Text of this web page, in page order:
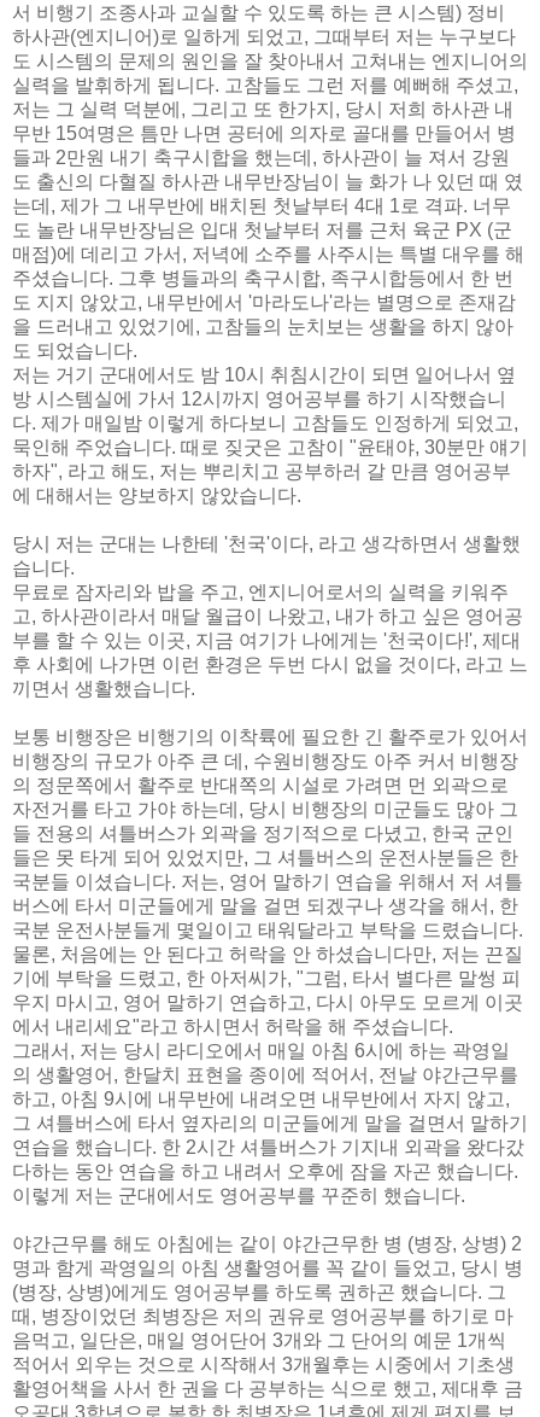
서 비행기 조종사과 교실할 수 있도록 하는 큰 시스템) 정비
하사관(엔지니어)로 일하게 되었고, 그때부터 저는 누구보다
도 시스템의 문제의 원인을 잘 찾아내서 고쳐내는 엔지니어의
실력을 발휘하게 됩니다. 고참들도 그런 저를 예뻐해 주셨고,
저는 그 실력 덕분에, 그리고 또 한가지, 당시 저희 하사관 내
무반 15여명은 틈만 나면 공터에 의자로 골대를 만들어서 병
들과 2만원 내기 축구시합을 했는데, 하사관이 늘 져서 강원
도 출신의 다혈질 하사관 내무반장님이 늘 화가 나 있던 때 였
는데, 제가 그 내무반에 배치된 첫날부터 4대 1로 격파. 너무
도 놀란 내무반장님은 입대 첫날부터 저를 근처 육군 PX (군
매점)에 데리고 가서, 저녁에 소주를 사주시는 특별 대우를 해
주셨습니다. 그후 병들과의 축구시합, 족구시합등에서 한 번
도 지지 않았고, 내무반에서 '마라도나'라는 별명으로 존재감
을 드러내고 있었기에, 고참들의 눈치보는 생활을 하지 않아
도 되었습니다.
저는 거기 군대에서도 밤 10시 취침시간이 되면 일어나서 옆
방 시스템실에 가서 12시까지 영어공부를 하기 시작했습니
다. 제가 매일밤 이렇게 하다보니 고참들도 인정하게 되었고,
묵인해 주었습니다. 때로 짖굿은 고참이 "윤태야, 30분만 얘기
하자", 라고 해도, 저는 뿌리치고 공부하러 갈 만큼 영어공부
에 대해서는 양보하지 않았습니다.
당시 저는 군대는 나한테 '천국'이다, 라고 생각하면서 생활했
습니다.
무료로 잠자리와 밥을 주고, 엔지니어로서의 실력을 키워주
고, 하사관이라서 매달 월급이 나왔고, 내가 하고 싶은 영어공
부를 할 수 있는 이곳, 지금 여기가 나에게는 '천국이다!', 제대
후 사회에 나가면 이런 환경은 두번 다시 없을 것이다, 라고 느
끼면서 생활했습니다.
보통 비행장은 비행기의 이착륙에 필요한 긴 활주로가 있어서
비행장의 규모가 아주 큰 데, 수원비행장도 아주 커서 비행장
의 정문쪽에서 활주로 반대쪽의 시설로 가려면 먼 외곽으로
자전거를 타고 가야 하는데, 당시 비행장의 미군들도 많아 그
들 전용의 셔틀버스가 외곽을 정기적으로 다녔고, 한국 군인
들은 못 타게 되어 있었지만, 그 셔틀버스의 운전사분들은 한
국분들 이셨습니다. 저는, 영어 말하기 연습을 위해서 저 셔틀
버스에 타서 미군들에게 말을 걸면 되겠구나 생각을 해서, 한
국분 운전사분들게 몇일이고 태워달라고 부탁을 드렸습니다.
물론, 처음에는 안 된다고 허락을 안 하셨습니다만, 저는 끈질
기에 부탁을 드렸고, 한 아저씨가, "그럼, 타서 별다른 말썽 피
우지 마시고, 영어 말하기 연습하고, 다시 아무도 모르게 이곳
에서 내리세요"라고 하시면서 허락을 해 주셨습니다.
그래서, 저는 당시 라디오에서 매일 아침 6시에 하는 곽영일
의 생활영어, 한달치 표현을 종이에 적어서, 전날 야간근무를
하고, 아침 9시에 내무반에 내려오면 내무반에서 자지 않고,
그 셔틀버스에 타서 옆자리의 미군들에게 말을 걸면서 말하기
연습을 했습니다. 한 2시간 셔틀버스가 기지내 외곽을 왔다갔
다하는 동안 연습을 하고 내려서 오후에 잠을 자곤 했습니다.
이렇게 저는 군대에서도 영어공부를 꾸준히 했습니다.
야간근무를 해도 아침에는 같이 야간근무한 병 (병장, 상병) 2
명과 함게 곽영일의 아침 생활영어를 꼭 같이 들었고, 당시 병
(병장, 상병)에게도 영어공부를 하도록 권하곤 했습니다. 그
때, 병장이었던 최병장은 저의 권유로 영어공부를 하기로 마
음먹고, 일단은, 매일 영어단어 3개와 그 단어의 예문 1개씩
적어서 외우는 것으로 시작해서 3개월후는 시중에서 기초생
활영어책을 사서 한 권을 다 공부하는 식으로 했고, 제대후 금
오공대 3학년으로 복학 한 최병장은 1년후에 제게 편지를 보